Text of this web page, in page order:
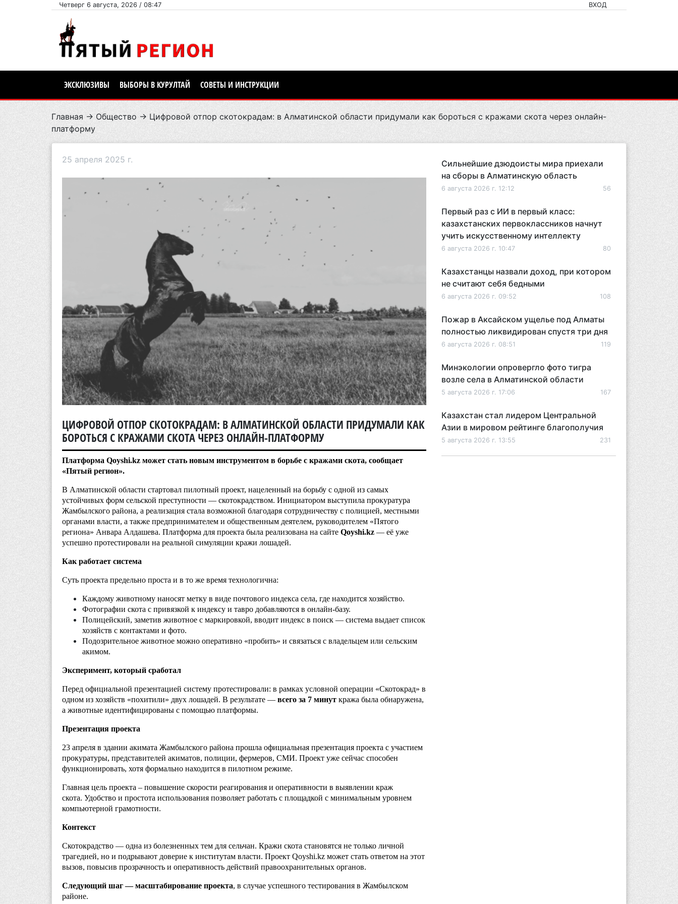
Четверг 6 августа, 2026 / 08:47 ВХОД
ЭКСКЛЮЗИВЫ ВЫБОРЫ В КУРУЛТАЙ СОВЕТЫ И ИНСТРУКЦИИ
Главная → Общество → Цифровой отпор скотокрадам: в Алматинской области придумали как бороться с кражами скота через онлайн-
платформу
25 апреля 2025 г.
ЦИФРОВОЙ ОТПОР СКОТОКРАДАМ: В АЛМАТИНСКОЙ ОБЛАСТИ ПРИДУМАЛИ КАК
БОРОТЬСЯ С КРАЖАМИ СКОТА ЧЕРЕЗ ОНЛАЙН-ПЛАТФОРМУ
Платформа Qoyshi.kz может стать новым инструментом в борьбе с кражами скота, сообщает
«Пятый регион».
В Алматинской области стартовал пилотный проект, нацеленный на борьбу с одной из самых
устойчивых форм сельской преступности — скотокрадством. Инициатором выступила прокуратура
Жамбылского района, а реализация стала возможной благодаря сотрудничеству с полицией, местными
органами власти, а также предпринимателем и общественным деятелем, руководителем «Пятого
региона» Анвара Алдашева. Платформа для проекта была реализована на сайте Qoyshi.kz — её уже
успешно протестировали на реальной симуляции кражи лошадей.
Как работает система
Суть проекта предельно проста и в то же время технологична:
Каждому животному наносят метку в виде почтового индекса села, где находится хозяйство.
Фотографии скота с привязкой к индексу и тавро добавляются в онлайн-базу.
Полицейский, заметив животное с маркировкой, вводит индекс в поиск — система выдает список
хозяйств с контактами и фото.
Подозрительное животное можно оперативно «пробить» и связаться с владельцем или сельским
акимом.
Эксперимент, который сработал
Перед официальной презентацией систему протестировали: в рамках условной операции «Скотокрад» в
одном из хозяйств «похитили» двух лошадей. В результате — всего за 7 минут кража была обнаружена,
а животные идентифицированы с помощью платформы.
Презентация проекта
23 апреля в здании акимата Жамбылского района прошла официальная презентация проекта с участием
прокуратуры, представителей акиматов, полиции, фермеров, СМИ. Проект уже сейчас способен
функционировать, хотя формально находится в пилотном режиме.
Главная цель проекта – повышение скорости реагирования и оперативности в выявлении краж
скота. Удобство и простота использования позволяет работать с площадкой с минимальным уровнем
компьютерной грамотности.
Контекст
Скотокрадство — одна из болезненных тем для сельчан. Кражи скота становятся не только личной
трагедией, но и подрывают доверие к институтам власти. Проект Qoyshi.kz может стать ответом на этот
вызов, повысив прозрачность и оперативность действий правоохранительных органов.
Следующий шаг — масштабирование проекта, в случае успешного тестирования в Жамбылском
районе.
Сильнейшие дзюдоисты мира приехали
на сборы в Алматинскую область
6 августа 2026 г. 12:12 56
Первый раз с ИИ в первый класс:
казахстанских первоклассников начнут
учить искусственному интеллекту
6 августа 2026 г. 10:47 80
Казахстанцы назвали доход, при котором
не считают себя бедными
6 августа 2026 г. 09:52 108
Пожар в Аксайском ущелье под Алматы
полностью ликвидирован спустя три дня
6 августа 2026 г. 08:51 119
Минэкологии опровергло фото тигра
возле села в Алматинской области
5 августа 2026 г. 17:06 167
Казахстан стал лидером Центральной
Азии в мировом рейтинге благополучия
5 августа 2026 г. 13:55 231